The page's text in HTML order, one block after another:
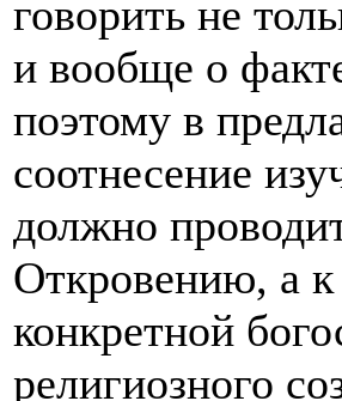
говорить не
и вообще о
поэтому в
соотнесение
должно
Откровению, а к
конкретной
религиозного